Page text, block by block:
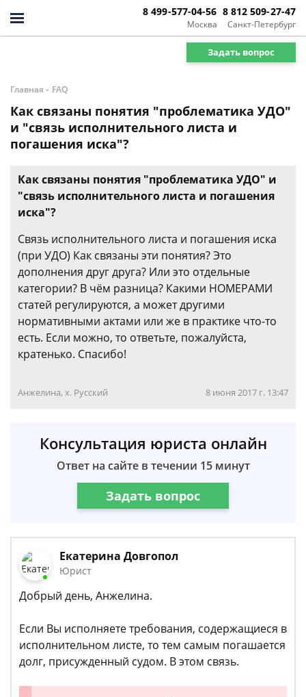
Москва
8 499-577-04-56
Санкт-Петербург
8 812 509-27-47
Задать вопрос
Главная - FAQ
Как связаны понятия "проблематика УДО"
и "связь исполнительного листа и
погашения иска"?
Как связаны понятия "проблематика УДО" и
"связь исполнительного листа и погашения
иска"?
Связь исполнительного листа и погашения иска
(при УДО) Как связаны эти понятия? Это
дополнения друг друга? Или это отдельные
категории? В чём разница? Какими НОМЕРАМИ
статей регулируются, а может другими
нормативными актами или же в практике что-то
есть. Если можно, то ответьте, пожалуйста,
кратенько. Спасибо!
Анжелина, х. Русский 8 июня 2017 г. 13:47
Консультация юриста онлайн
Ответ на сайте в течении 15 минут
Задать вопрос
Екатерина Довгопол
Юрист
Добрый день, Анжелина.
Если Вы исполняете требования, содержащиеся в
исполнительном листе, то тем самым погашается
долг, присужденный судом. В этом связь.